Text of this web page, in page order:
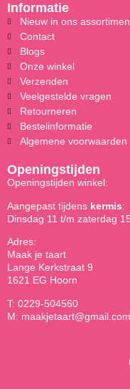
Informatie
Nieuw in ons
Contact
Blogs
Onze winkel
Verzenden
Veelgestelde vragen
Retourneren
Bestelinformatie
Algemene voorwaarden
Openingstijden
Openingstijden winkel:
Aangepast tijdens kermis:
Dinsdag 11 t/m zaterdag
Adres:
Maak je taart
Lange Kerkstraat 9
1621 EG Hoorn
T: 0229-504560
M: maakjetaart@gmail.com